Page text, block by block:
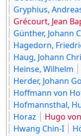
Gryphius,
Grécourt, Jean
Günther, Johann
Hagedorn,
Haug, Johann
Heinse, Wilhelm
Herder, Johann
Hoffmann von
Hofmannsthal,
Horaz
Hugo
Hwang Chin-I